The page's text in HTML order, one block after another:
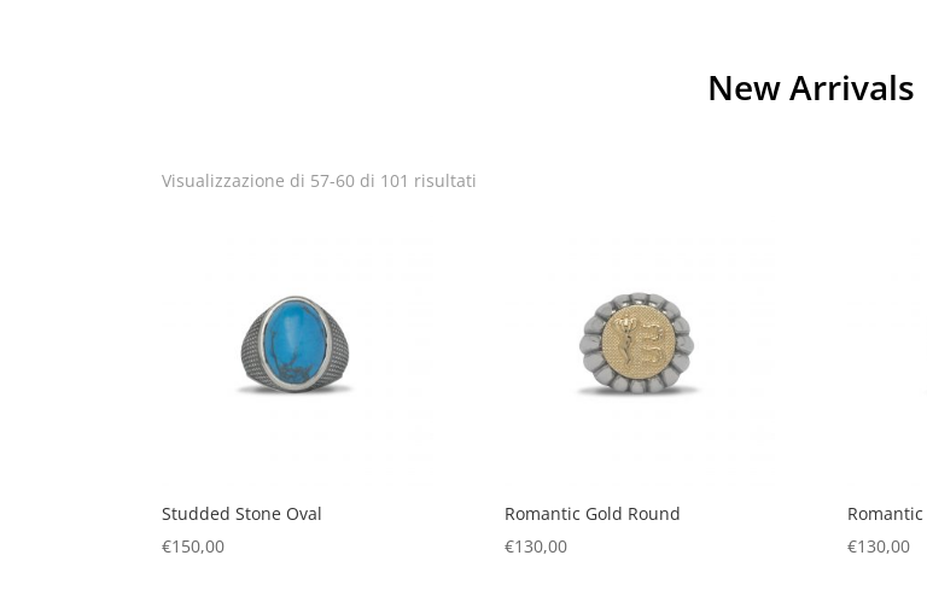
New Arrivals
Visualizzazione di 57-60 di 101 risultati
Studded Stone Oval
€150,00
Romantic Gold Round
€130,00
€130,00